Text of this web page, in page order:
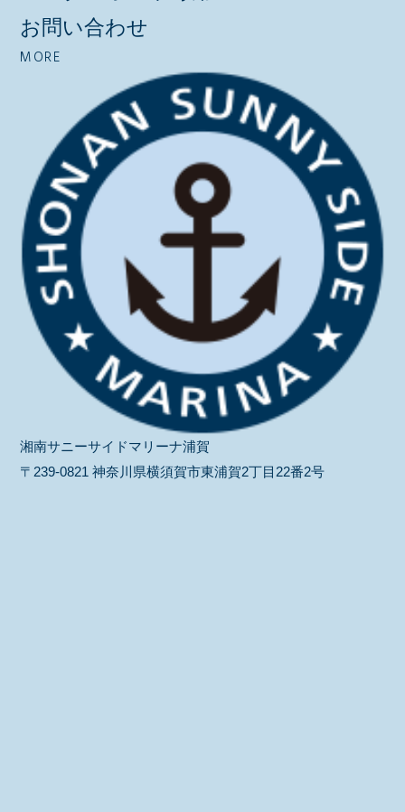
お問い合わせ
MORE
湘南サニーサイドマリーナ浦賀
〒239-0821 神奈川県横須賀市東浦賀2丁目22番2号